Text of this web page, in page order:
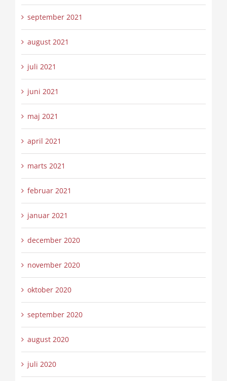
september 2021
august 2021
juli 2021
juni 2021
maj 2021
april 2021
marts 2021
februar 2021
januar 2021
december 2020
november 2020
oktober 2020
september 2020
august 2020
juli 2020